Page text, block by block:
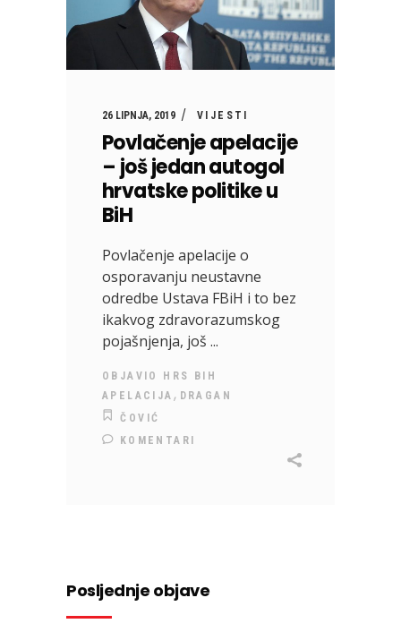
26 LIPNJA, 2019 VIJESTI
Povlačenje apelacije
– još jedan autogol
hrvatske politike u
BiH
Povlačenje apelacije o
osporavanju neustavne
odredbe Ustava FBiH i to bez
ikakvog zdravorazumskog
pojašnjenja, još
OBJAVIO HRS BIH
APELACIJA , DRAGAN
ČOVIĆ
KOMENTARI
Posljednje objave